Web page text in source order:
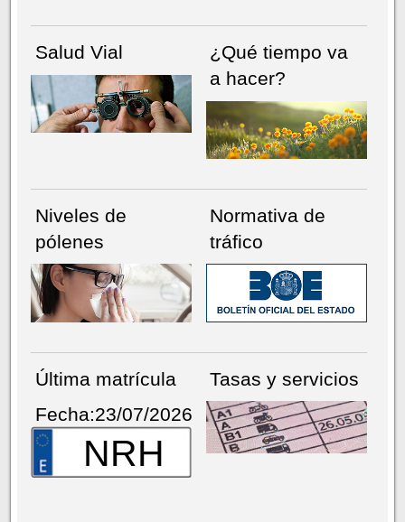
Salud Vial
¿Qué tiempo va
a hacer?
Niveles de
pólenes
Normativa de
tráfico
Última matrícula
Fecha:23/07/2026
NRH
Tasas y servicios